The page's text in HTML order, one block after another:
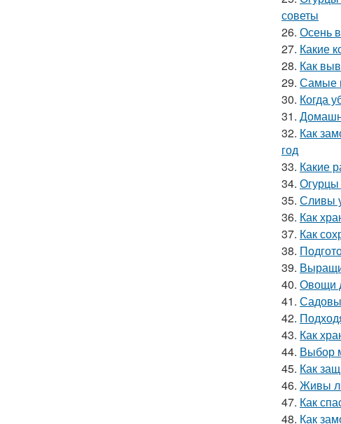
советы
26. Осень
27. Какие
28. Как
29. Самые
30. Когда
31.
32. Как
год
33. Какие
34. Огурцы
35. Сливы
36. Как
37. Как
38.
39.
40. Овощи
41.
42.
43. Как
44. Выбор
45. Как
46. Живы
47. Как
48. Как